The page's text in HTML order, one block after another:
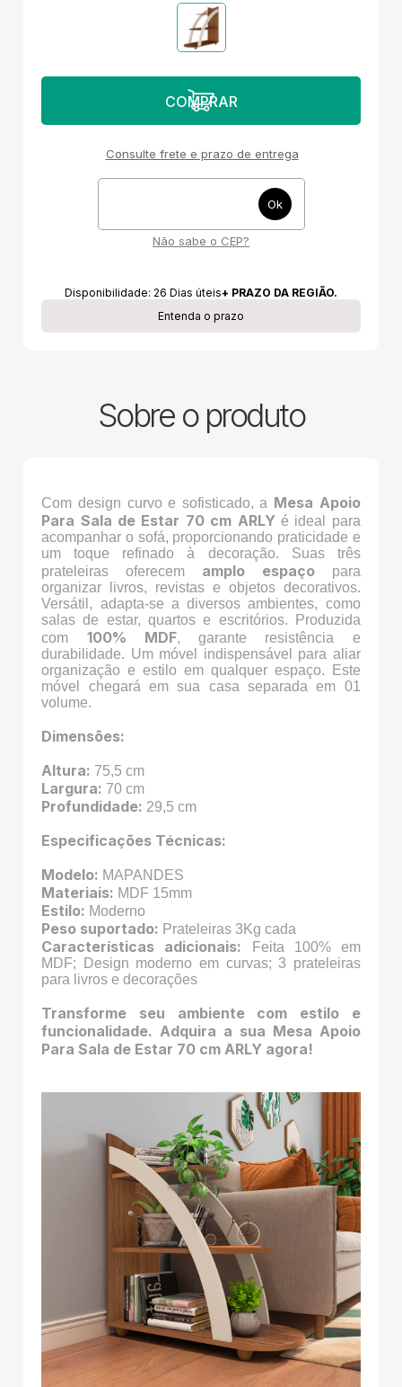
Consulte frete e prazo de entrega
Não sabe o CEP?
Disponibilidade: 26 Dias úteis+ PRAZO DA REGIÃO.
Entenda o prazo
Sobre o produto
Com design curvo e sofisticado, a Mesa Apoio
Para Sala de Estar 70 cm ARLYé ideal para
acompanhar o sofá, proporcionando praticidade e
um toque refinado à decoração. Suas três
prateleiras oferecem amplo espaçopara
organizar livros, revistas e objetos decorativos.
Versátil, adapta-se a diversos ambientes, como
salas de estar, quartos e escritórios. Produzida
com 100% MDF, garante resistência e
durabilidade. Um móvel indispensável para aliar
organização e estilo em qualquer espaço. Este
móvel chegará em sua casa separada em 01
volume.
Dimensões:
Altura: 75,5 cm
Largura: 70 cm
Profundidade: 29,5 cm
Especificações Técnicas:
Modelo: MAPANDES
Materiais: MDF 15mm
Estilo: Moderno
Peso suportado: Prateleiras 3Kg cada
Características adicionais: Feita 100% em
MDF; Design moderno em curvas; 3 prateleiras
para livros e decorações
Transforme seu ambiente com estilo e
funcionalidade. Adquira a sua Mesa Apoio
Para Sala de Estar 70 cm ARLY agora!